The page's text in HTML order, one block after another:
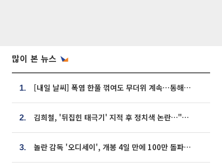
많이 본 뉴스
1. [내일 날씨] 폭염 한풀 꺾여도 무더위 계속⋯동해안 이틀 연속 비
2. 김희철, '뒤집힌 태극기' 지적 후 정치색 논란…"좌우 떠나 우리나라 국기"
3. 놀란 감독 '오디세이', 개봉 4일 만에 100만 돌파⋯'왕사남' 보다 빠르다